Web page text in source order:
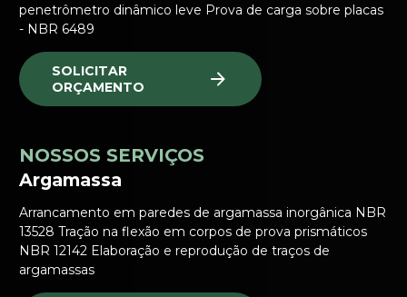
penetrômetro dinâmico leve Prova de carga sobre placas
- NBR 6489
SOLICITAR
ORÇAMENTO
NOSSOS SERVIÇOS
Argamassa
Arrancamento em paredes de argamassa inorgânica NBR
13528 Tração na flexão em corpos de prova prismáticos
NBR 12142 Elaboração e reprodução de traços de
argamassas